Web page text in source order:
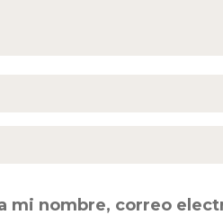
mi nombre, correo